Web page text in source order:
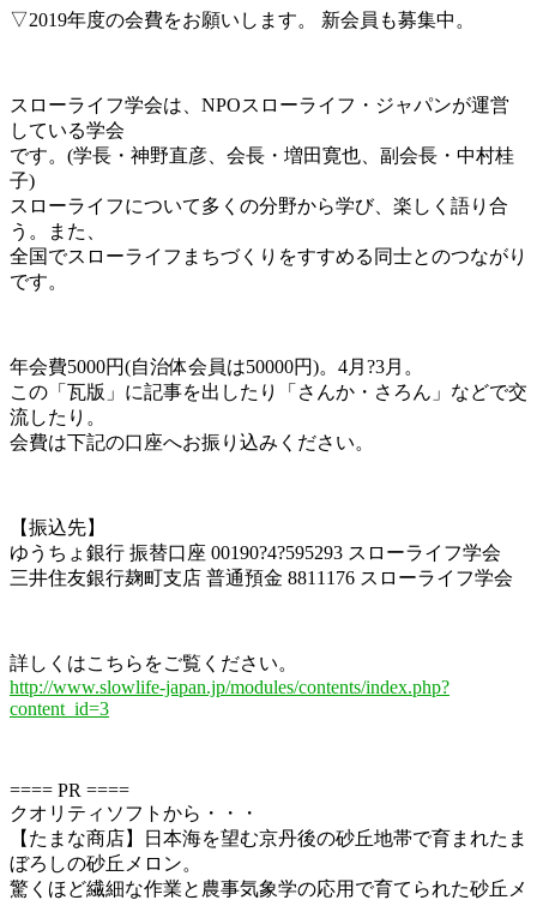
▽2019年度の会費をお願いします。 新会員も募集中。
スローライフ学会は、NPOスローライフ・ジャパンが運営
している学会
です。(学長・神野直彦、会長・増田寛也、副会長・中村桂
子)
スローライフについて多くの分野から学び、楽しく語り合
う。また、
全国でスローライフまちづくりをすすめる同士とのつながり
です。
年会費5000円(自治体会員は50000円)。4月?3月。
この「瓦版」に記事を出したり「さんか・さろん」などで交
流したり。
会費は下記の口座へお振り込みください。
【振込先】
ゆうちょ銀行 振替口座 00190?4?595293 スローライフ学会
三井住友銀行麹町支店 普通預金 8811176 スローライフ学会
詳しくはこちらをご覧ください。
http://www.slowlife-japan.jp/modules/contents/index.php?
content_id=3
==== PR ====
クオリティソフトから・・・
【たまな商店】日本海を望む京丹後の砂丘地帯で育まれたま
ぼろしの砂丘メロン。
驚くほど繊細な作業と農事気象学の応用で育てられた砂丘メ